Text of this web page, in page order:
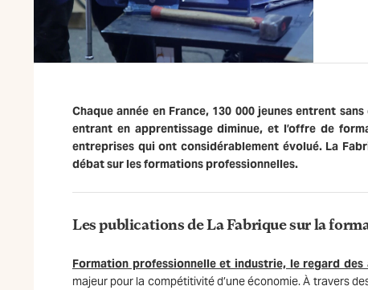
Chaque année en France, 130 000 jeunes entrent
entrant en apprentissage diminue, et l’offre de
entreprises qui ont considérablement évolué. La
débat sur les formations professionnelles.
Les publications de La Fabrique sur la
Formation professionnelle et industrie, le regard
majeur pour la compétitivité d’une économie. À travers